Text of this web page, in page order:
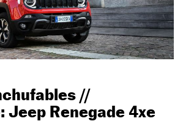
//
Jeep Renegade 4xe